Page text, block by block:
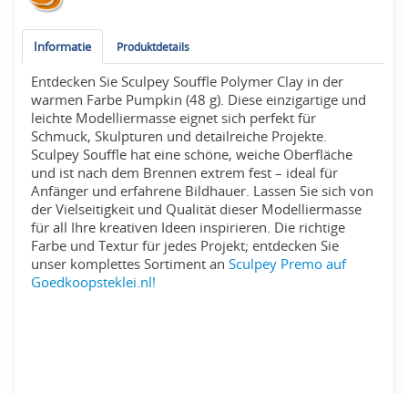
Informatie Produktdetails
Entdecken Sie Sculpey Souffle Polymer Clay in der
warmen Farbe Pumpkin (48 g). Diese einzigartige und
leichte Modelliermasse eignet sich perfekt für
Schmuck, Skulpturen und detailreiche Projekte.
Sculpey Souffle hat eine schöne, weiche Oberfläche
und ist nach dem Brennen extrem fest – ideal für
Anfänger und erfahrene Bildhauer. Lassen Sie sich von
der Vielseitigkeit und Qualität dieser Modelliermasse
für all Ihre kreativen Ideen inspirieren. Die richtige
Farbe und Textur für jedes Projekt; entdecken Sie
unser komplettes Sortiment anSculpey Premo auf
Goedkoopsteklei.nl!